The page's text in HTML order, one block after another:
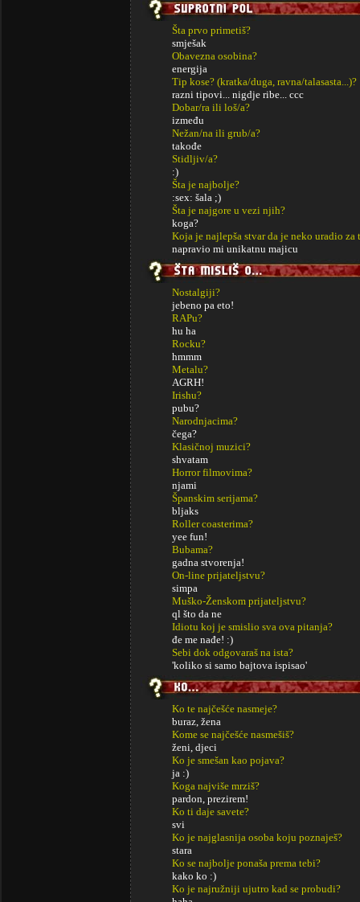
Šta prvo primetiš?
smješak
Obavezna osobina?
energija
Tip kose? (kratka/duga, ravna/talasasta...)?
razni tipovi... nigdje ribe... ccc
Dobar/ra ili loš/a?
između
Nežan/na ili grub/a?
takođe
Stidljiv/a?
:)
Šta je najbolje?
:sex: šala ;)
Šta je najgore u vezi njih?
koga?
Koja je najlepša stvar da je neko uradio za
napravio mi unikatnu majicu
Nostalgiji?
jebeno pa eto!
RAPu?
hu ha
Rocku?
hmmm
Metalu?
AGRH!
Irishu?
pubu?
Narodnjacima?
čega?
Klasičnoj muzici?
shvatam
Horror filmovima?
njami
Španskim serijama?
bljaks
Roller coasterima?
yee fun!
Bubama?
gadna stvorenja!
On-line prijateljstvu?
simpa
Muško-Ženskom prijateljstvu?
ql što da ne
Idiotu koj je smislio sva ova pitanja?
đe me nađe! :)
Sebi dok odgovaraš na ista?
'koliko si samo bajtova ispisao'
Ko te najčešće nasmeje?
buraz, žena
Kome se najčešće nasmešiš?
ženi, djeci
Ko je smešan kao pojava?
ja :)
Koga najviše mrziš?
pardon, prezirem!
Ko ti daje savete?
svi
Ko je najglasnija osoba koju poznaješ?
stara
Ko se najbolje ponaša prema tebi?
kako ko :)
Ko je najružniji ujutro kad se probudi?